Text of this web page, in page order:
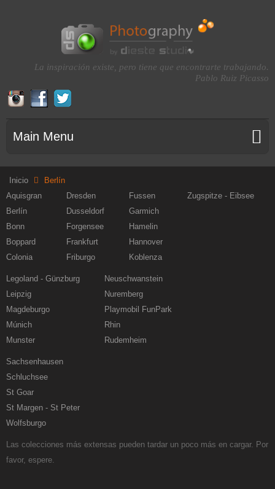
La inspiración existe, pero tiene que encontrarte trabajando.
Pablo Ruiz Picasso
Main Menu
Inicio
Berlín
Aquisgran
Berlín
Bonn
Boppard
Colonia
Dresden
Dusseldorf
Forgensee
Frankfurt
Friburgo
Fussen
Garmich
Hamelin
Hannover
Koblenza
Legoland - Günzburg
Leipzig
Magdeburgo
Múnich
Munster
Neuschwanstein
Nuremberg
Playmobil FunPark
Rhin
Rudemheim
Sachsenhausen
Schluchsee
St Goar
St Margen - St Peter
Wolfsburgo
Zugspitze - Eibsee
Las colecciones más extensas pueden tardar un poco más en cargar. Por
favor, espere.